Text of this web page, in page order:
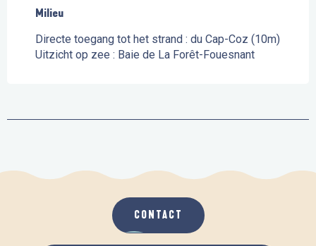
Milieu
Milieu
Directe toegang tot het strand : du Cap-Coz (10m)
Uitzicht op zee : Baie de La Forêt-Fouesnant
CONTACT